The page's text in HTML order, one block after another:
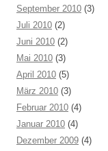
September 2010 (3)
Juli 2010 (2)
Juni 2010 (2)
Mai 2010 (3)
April 2010 (5)
März 2010 (3)
Februar 2010 (4)
Januar 2010 (4)
Dezember 2009 (4)